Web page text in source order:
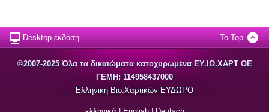
Desktop έκδοση To Top
©2007-2025 Όλα τα δικαιώματα κατοχυρωμένα EΥ.ΙΩ.ΧΑΡΤ ΟΕ
ΓΕΜΗ: 114958437000
Ελληνική Βιο.Χαρτικών ΕΥΔΩΡΟ